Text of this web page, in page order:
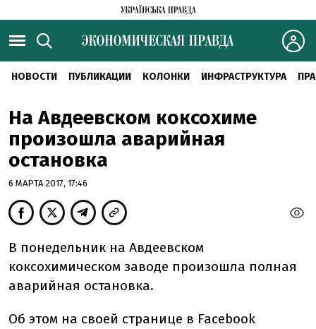
НОВОСТИ ПУБЛИКАЦИИ КОЛОНКИ ИНФРАСТРУКТУРА
На Авдеевском коксохиме
произошла аварийная
остановка
6 МАРТА 2017, 17:46
В понедельник на Авдеевском
коксохимическом заводе произошла полная
аварийная остановка.
Об этом на своей странице в Facebook